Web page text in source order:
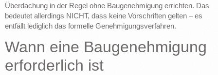
Überdachung in der Regel ohne Baugenehmigung errichten. Das
bedeutet allerdings NICHT, dass keine Vorschriften gelten – es
entfällt lediglich das formelle Genehmigungsverfahren.
Wann eine Baugenehmigung
erforderlich ist